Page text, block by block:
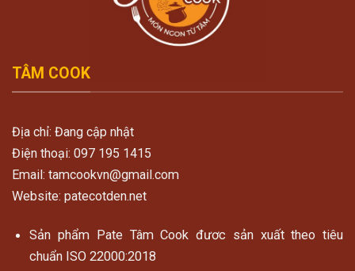
TÂM COOK
Địa chỉ: Đang cập nhật
Điện thoại: 097 195 1415
Email: tamcookvn@gmail.com
Website: patecotden.net
Sản phẩm Pate Tâm Cook đươc sản xuất theo tiêu
chuẩn ISO 22000:2018